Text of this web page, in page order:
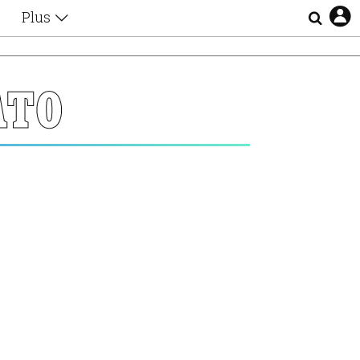
Plus
Αφιερώματα
Ζώδια